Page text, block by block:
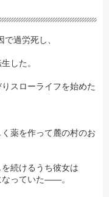
過労死し、
した。
スローライフを始めた
薬を作って麓の村のお
続けるうち彼女は
なっていた――。